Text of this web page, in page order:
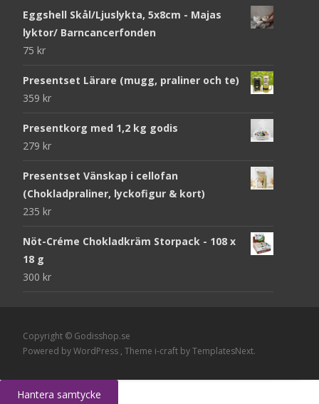
Eggshell Skål/Ljuslykta, 5x8cm - Majas
lyktor/ Barncancerfonden
75 kr
Presentset Lärare (mugg, praliner och te)
359 kr
Presentkorg med 1,2 kg godis
279 kr
Presentset Vänskap i cellofan
(Chokladpraliner, lyckofigur & kort)
235 kr
Nöt-Créme Chokladkräm Storpack - 108 x
18 g
300 kr
Copyright © Godisshop.se
Powered by WordPress , Theme i-craft by TemplatesNext.
Hantera samtycke